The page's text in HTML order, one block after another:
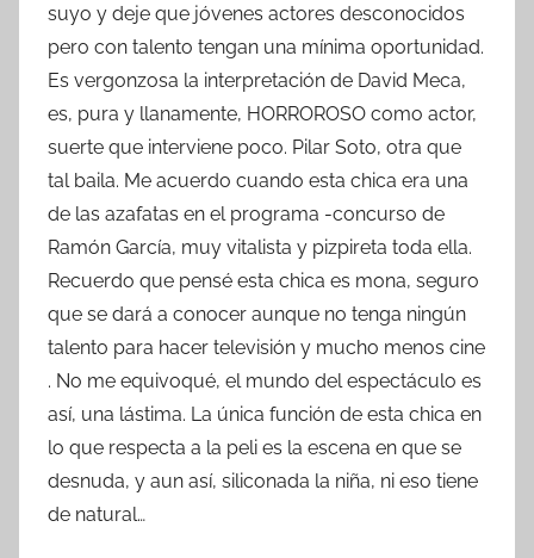
suyo y deje que jóvenes actores desconocidos
pero con talento tengan una mínima oportunidad.
Es vergonzosa la interpretación de David Meca,
es, pura y llanamente, HORROROSO como actor,
suerte que interviene poco. Pilar Soto, otra que
tal baila. Me acuerdo cuando esta chica era una
de las azafatas en el programa -concurso de
Ramón García, muy vitalista y pizpireta toda ella.
Recuerdo que pensé esta chica es mona, seguro
que se dará a conocer aunque no tenga ningún
talento para hacer televisión y mucho menos cine
. No me equivoqué, el mundo del espectáculo es
así, una lástima. La única función de esta chica en
lo que respecta a la peli es la escena en que se
desnuda, y aun así, siliconada la niña, ni eso tiene
de natural…